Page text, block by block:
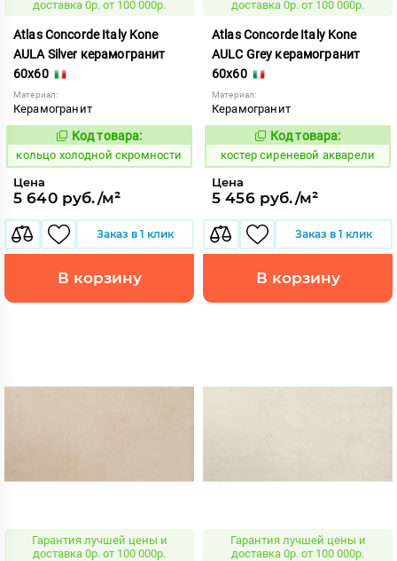
доставка 0р. от 100 000р.
Atlas Concorde Italy Kone
AULA Silver керамогранит
60x60
Материал:
Керамогранит
748593
Код товара:
кольцо холодной скромности
Цена
5 640 руб./м²
Заказ в 1 клик
В корзину
доставка 0р. от 100 000р.
Atlas Concorde Italy Kone
AULC Grey керамогранит
60x60
Материал:
Керамогранит
807625
Код товара:
костер сиреневой акварели
Цена
5 456 руб./м²
Заказ в 1 клик
В корзину
Гарантия лучшей цены и
доставка 0р. от 100 000р.
Гарантия лучшей цены и
доставка 0р. от 100 000р.